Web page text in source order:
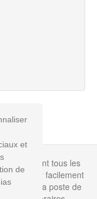
et
de
répertoriant tous les
retrouver facilement
pour la poste de